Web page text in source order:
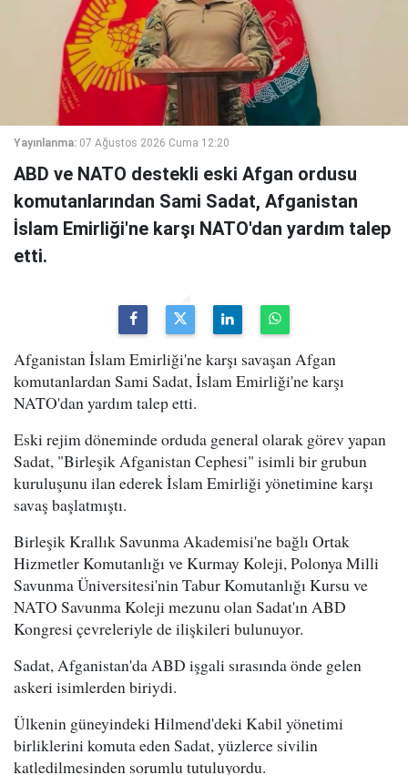
Yayınlanma: 07 Ağustos 2026 Cuma 12:20
ABD ve NATO destekli eski Afgan ordusu
komutanlarından Sami Sadat, Afganistan
İslam Emirliği'ne karşı NATO'dan yardım talep
etti.
Afganistan İslam Emirliği'ne karşı savaşan Afgan
komutanlardan Sami Sadat, İslam Emirliği'ne karşı
NATO'dan yardım talep etti.
Eski rejim döneminde orduda general olarak görev yapan
Sadat, "Birleşik Afganistan Cephesi" isimli bir grubun
kuruluşunu ilan ederek İslam Emirliği yönetimine karşı
savaş başlatmıştı.
Birleşik Krallık Savunma Akademisi'ne bağlı Ortak
Hizmetler Komutanlığı ve Kurmay Koleji, Polonya Milli
Savunma Üniversitesi'nin Tabur Komutanlığı Kursu ve
NATO Savunma Koleji mezunu olan Sadat'ın ABD
Kongresi çevreleriyle de ilişkileri bulunuyor.
Sadat, Afganistan'da ABD işgali sırasında önde gelen
askeri isimlerden biriydi.
Ülkenin güneyindeki Hilmend'deki Kabil yönetimi
birliklerini komuta eden Sadat, yüzlerce sivilin
katledilmesinden sorumlu tutuluyordu.